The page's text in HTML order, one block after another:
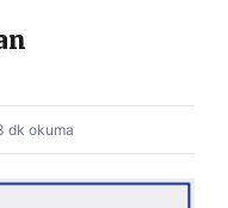
dk okuma